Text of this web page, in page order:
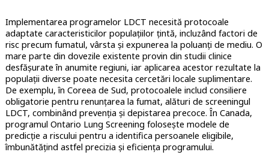
Implementarea programelor LDCT necesită protocoale
adaptate caracteristicilor populațiilor țintă, incluzând factori de
risc precum fumatul, vârsta și expunerea la poluanți de mediu. O
mare parte din dovezile existente provin din studii clinice
desfășurate în anumite regiuni, iar aplicarea acestor rezultate la
populații diverse poate necesita cercetări locale suplimentare.
De exemplu, în Coreea de Sud, protocoalele includ consiliere
obligatorie pentru renunțarea la fumat, alături de screeningul
LDCT, combinând prevenția și depistarea precoce. În Canada,
programul Ontario Lung Screening folosește modele de
predicție a riscului pentru a identifica persoanele eligibile,
îmbunătățind astfel precizia și eficiența programului.